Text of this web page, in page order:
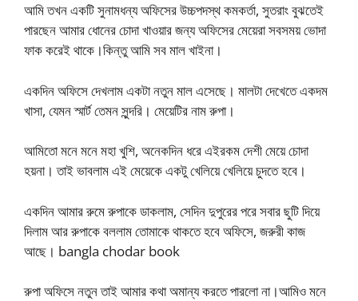
আমি তখন একটি সুনামধন্য অফিসের উচ্চপদস্থ কমকর্তা, সুতরাং বুঝতেই
পারছেন আমার ধোনের চোদা খাওয়ার জন্য অফিসের মেয়েরা সবসময় ভোদা
ফাক করেই থাকে।কিন্তু আমি সব মাল খাইনা।
একদিন অফিসে দেখলাম একটা নতুন মাল এসেছে। মালটা দেখেতে একদম
খাসা, যেমন স্মার্ট তেমন সুন্দরি। মেয়েটির নাম রুপা।
আমিতো মনে মনে মহা খুশি, অনেকদিন ধরে এইরকম দেশী মেয়ে চোদা
হয়না। তাই ভাবলাম এই মেয়েকে একটু খেলিয়ে খেলিয়ে ‍চুদতে হবে।
একদিন আমার রুমে রুপাকে ডাকলাম, সেদিন দুপুরের পরে সবার ছুটি দিয়ে
দিলাম আর রুপাকে বললাম তোমাকে থাকতে হবে অফিসে, জরুরী কাজ
আছে। bangla chodar book
রুপা অফিসে নতুন তাই আমার কথা অমান্য করতে পারলো না।আমিও মনে